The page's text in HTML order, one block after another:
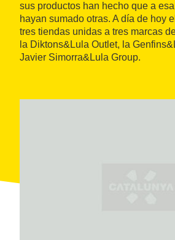
sus productos han hecho que a
hayan sumado otras. A día de hoy
tres tiendas unidas a tres marcas
la Diktons&Lula Outlet, la
Javier Simorra&Lula Group.